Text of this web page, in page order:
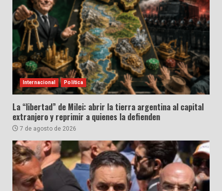
Internacional Política
La “libertad” de Milei: abrir la tierra argentina al capital
extranjero y reprimir a quienes la defienden
7 de agosto de 2026